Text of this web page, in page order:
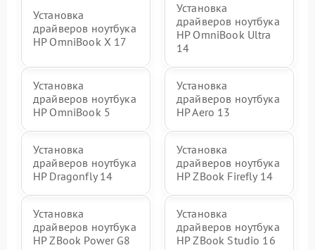
Установка
драйверов ноутбука
HP OmniBook X 17
Установка
драйверов ноутбука
HP OmniBook Ultra
14
Установка
драйверов ноутбука
HP OmniBook 5
Установка
драйверов ноутбука
HP Aero 13
Установка
драйверов ноутбука
HP Dragonfly 14
Установка
драйверов ноутбука
HP ZBook Firefly 14
Установка
драйверов ноутбука
HP ZBook Power G8
Установка
драйверов ноутбука
HP ZBook Studio 16